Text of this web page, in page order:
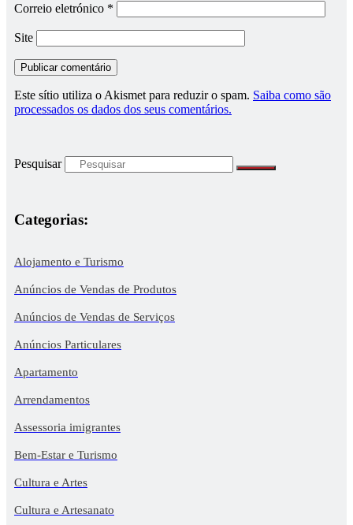
Correio eletrónico *
Site
Este sítio utiliza o Akismet para reduzir o spam. Saiba como são
processados os dados dos seus comentários.
Pesquisar
Categorias:
Alojamento e Turismo
Anúncios de Vendas de Produtos
Anúncios de Vendas de Serviços
Anúncios Particulares
Apartamento
Arrendamentos
Assessoria imigrantes
Bem-Estar e Turismo
Cultura e Artes
Cultura e Artesanato